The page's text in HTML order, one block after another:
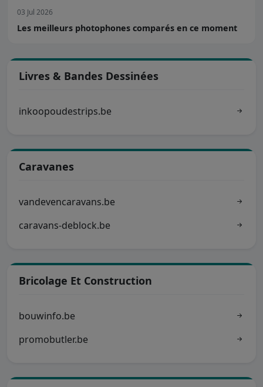
03 Jul 2026
Les meilleurs photophones comparés en ce moment
Livres & Bandes Dessinées
inkoopoudestrips.be
Caravanes
vandevencaravans.be
caravans-deblock.be
Bricolage Et Construction
bouwinfo.be
promobutler.be